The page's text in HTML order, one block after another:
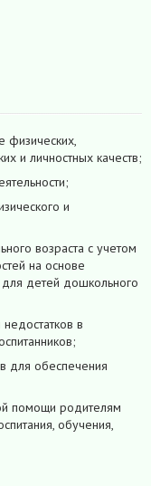
физических,
и личностных качеств;
и
возраста с учетом
на основе
детей дошкольного
в
для обеспечения
помощи родителям
обучения,